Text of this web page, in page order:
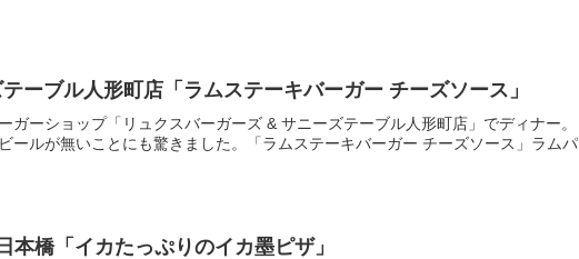
ーブル人形町店「ラムステーキバーガー チーズソース」
ガーショップ「リュクスバーガーズ & サニーズテーブル人形町店」でディナー。
ールが無いことにも驚きました。「ラムステーキバーガー チーズソース」ラムパ
本橋「イカたっぷりのイカ墨ピザ」